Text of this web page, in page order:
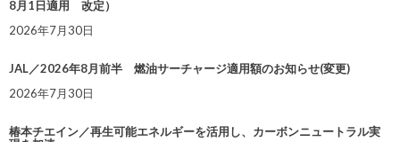
8月1日適用 改定）
2026年7月30日
JAL／2026年8月前半 燃油サーチャージ適用額のお知らせ(変更)
2026年7月30日
椿本チエイン／再生可能エネルギーを活用し、カーボンニュートラル実